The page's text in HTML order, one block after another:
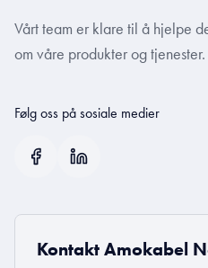
Vårt team er klare til å hjelpe
om våre produkter og tjenester.
Følg oss på sosiale medier
Kontakt Amokabel